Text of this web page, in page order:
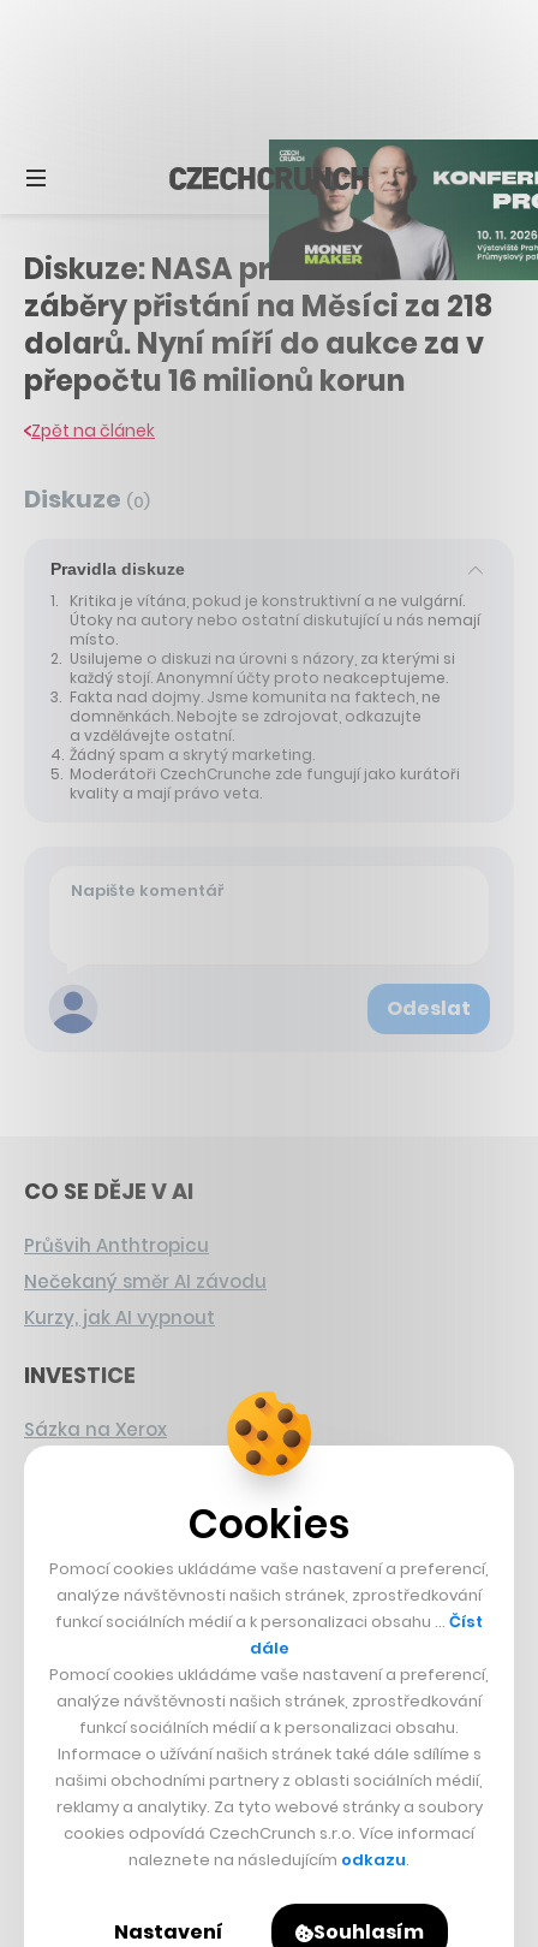
Diskuze: NASA prodala stážistovi
záběry přistání na Měsíci za 218
dolarů. Nyní míří do aukce za v
přepočtu 16 milionů korun
Zpět na článek
Diskuze (0)
Pravidla diskuze
Kritika je vítána, pokud je konstruktivní a ne vulgární.
Útoky na autory nebo ostatní diskutující u nás nemají
místo.
Usilujeme o diskuzi na úrovni s názory, za kterými si
každý stojí. Anonymní účty proto neakceptujeme.
Fakta nad dojmy. Jsme komunita na faktech, ne
domněnkách. Nebojte se zdrojovat, odkazujte
a vzdělávejte ostatní.
Žádný spam a skrytý marketing.
Moderátoři CzechCrunche zde fungují jako kurátoři
kvality a mají právo veta.
Odeslat
CO SE DĚJE V AI
Průšvih Anthtropicu
Nečekaný směr AI závodu
Kurzy, jak AI vypnout
INVESTICE
Sázka na Xerox
Strnad v Pirelli
PŘÍBĚHY Z GASTRA
Boční projekt, co se zvrtnul
Francouzský šéfkuchař na Šumavě
Dva golfisti, co pečou
DESIGN
Bomma není tichá
Originální hodinky
Nábytek z betonu
Cookies
Pomocí cookies ukládáme vaše nastavení a preferencí,
analýze návštěvnosti našich stránek, zprostředkování
funkcí sociálních médií a k personalizaci obsahu … Číst
dále
Pomocí cookies ukládáme vaše nastavení a preferencí,
analýze návštěvnosti našich stránek, zprostředkování
funkcí sociálních médií a k personalizaci obsahu.
Informace o užívání našich stránek také dále sdílíme s
našimi obchodními partnery z oblasti sociálních médií,
reklamy a analytiky. Za tyto webové stránky a soubory
cookies odpovídá CzechCrunch s.r.o. Více informací
naleznete na následujícím odkazu.
Nastavení Souhlasím